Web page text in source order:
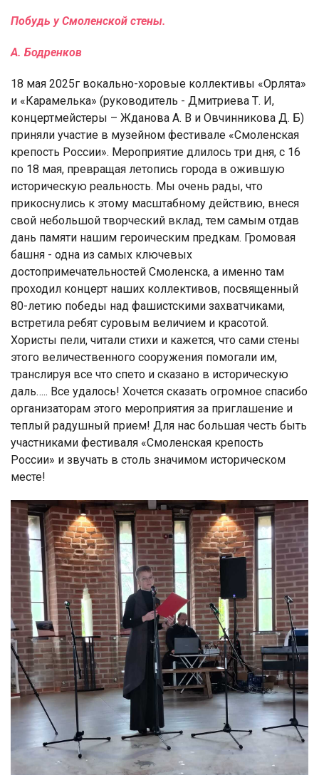
Побудь у Смоленской стены.
А. Бодренков
18 мая 2025г вокально-хоровые коллективы «Орлята»
и «Карамелька» (руководитель - Дмитриева Т. И,
концертмейстеры – Жданова А. В и Овчинникова Д. Б)
приняли участие в музейном фестивале «Смоленская
крепость России». Мероприятие длилось три дня, с 16
по 18 мая, превращая летопись города в ожившую
историческую реальность. Мы очень рады, что
прикоснулись к этому масштабному действию, внеся
свой небольшой творческий вклад, тем самым отдав
дань памяти нашим героическим предкам. Громовая
башня - одна из самых ключевых
достопримечательностей Смоленска, а именно там
проходил концерт наших коллективов, посвященный
80-летию победы над фашистскими захватчиками,
встретила ребят суровым величием и красотой.
Хористы пели, читали стихи и кажется, что сами стены
этого величественного сооружения помогали им,
транслируя все что спето и сказано в историческую
даль….. Все удалось! Хочется сказать огромное спасибо
организаторам этого мероприятия за приглашение и
теплый радушный прием! Для нас большая честь быть
участниками фестиваля «Смоленская крепость
России» и звучать в столь значимом историческом
месте!